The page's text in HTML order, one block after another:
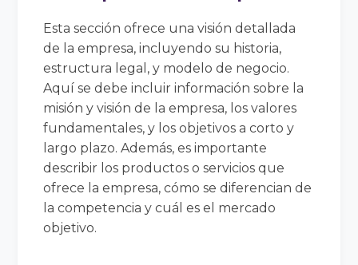
Esta sección ofrece una visión detallada
de la empresa, incluyendo su historia,
estructura legal, y modelo de negocio.
Aquí se debe incluir información sobre la
misión y visión de la empresa, los valores
fundamentales, y los objetivos a corto y
largo plazo. Además, es importante
describir los productos o servicios que
ofrece la empresa, cómo se diferencian de
la competencia y cuál es el mercado
objetivo.